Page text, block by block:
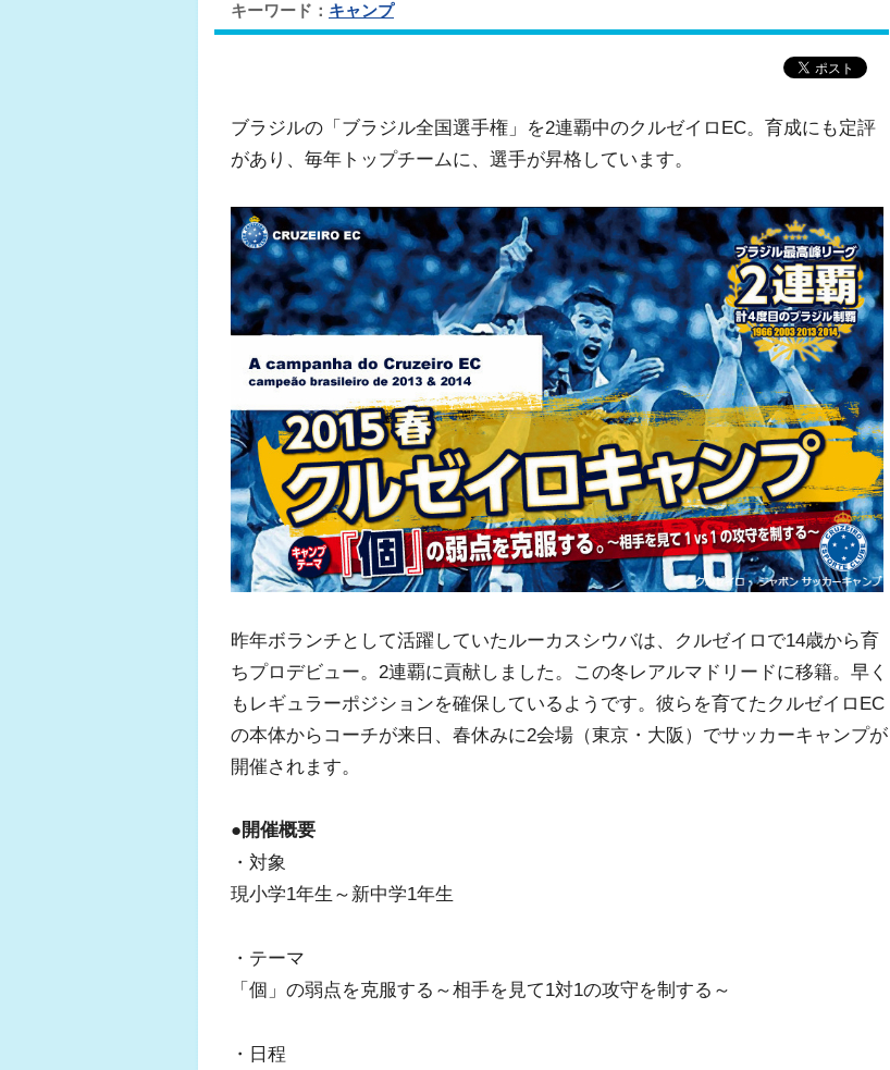
キーワード： キャンプ
ブラジルの「ブラジル全国選手権」を2連覇中のクルゼイロEC。育成にも定評
があり、毎年トップチームに、選手が昇格しています。
昨年ボランチとして活躍していたルーカスシウバは、クルゼイロで14歳から育
ちプロデビュー。2連覇に貢献しました。この冬レアルマドリードに移籍。早く
もレギュラーポジションを確保しているようです。彼らを育てたクルゼイロEC
の本体からコーチが来日、春休みに2会場（東京・大阪）でサッカーキャンプが
開催されます。
●開催概要
・対象
現小学1年生～新中学1年生
・テーマ
「個」の弱点を克服する～相手を見て1対1の攻守を制する～
・日程
ジュニアレッグリカバリー